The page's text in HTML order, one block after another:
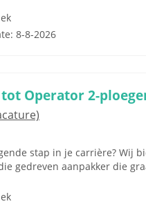
8-8-2026
Operator 2-
stap in je carrière? Wij
gedreven aanpakker die